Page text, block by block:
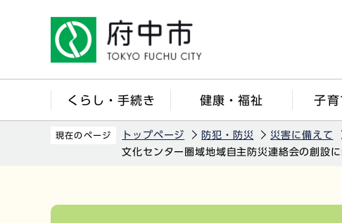
くらし・手続き 健康・福祉 子育
現在のページ トップページ 防犯・防災 災害に備えて
文化センター圏域地域自主防災連絡会の創設